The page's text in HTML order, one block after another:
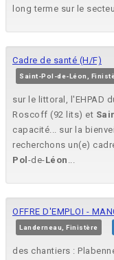
long terme sur le
Cadre de santé (H/F)
Saint-Pol-de-Léon,
sur le littoral, l'EHPAD
Roscoff (92 lits) et
capacité... sur la
recherchons un(e)
Pol -de-Léon ...
OFFRE D'EMPLOI -
Landerneau, Finistère
des chantiers :